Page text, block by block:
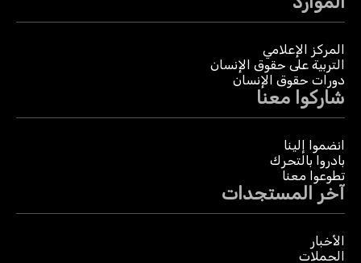
المركز الإعلامي
التربية على حقوق الإنسان
دورات حقوق الإنسان
شاركوا معنا
انضموا إلينا
بادروا بالتحرك
تطوعوا معنا
آخر المستجدات
الأخبار
الحملات